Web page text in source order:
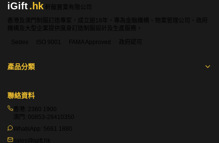
iGift.hk
軒龍實業有限公司
香港及澳門制服訂造專家，成立逾18年，專為金融機構、物業管理公司、政府
機構及大型企業提供度身訂造制服設計及生產服務。
Sedex
ISO 9001 FAMA Approved 政府認可
產品分類
聯絡資料
香港: 2360 1900
澳門: 00853-28410350
WhatsApp: 5661 1880
sales@igift.hk